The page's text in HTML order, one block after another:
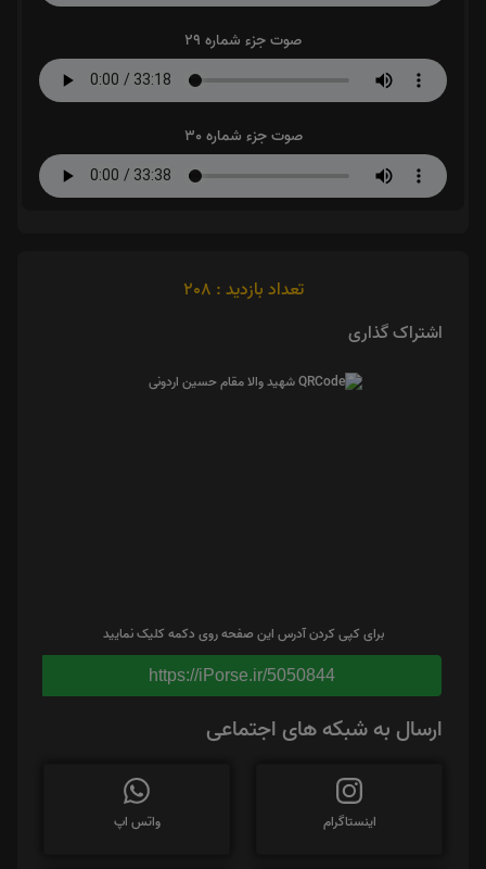
صوت جزء شماره 29
صوت جزء شماره 30
تعداد بازدید : 208
اشتراک گذاری
برای کپی کردن آدرس این صفحه روی دکمه کلیک نمایید
https://iPorse.ir/5050844
ارسال به شبکه های اجتماعی
اینستاگرام واتس اپ